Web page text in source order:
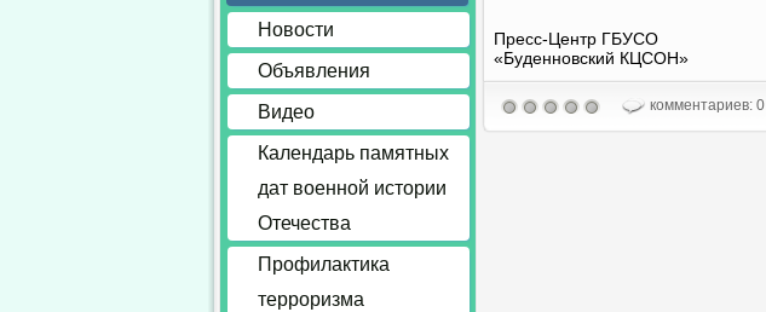
Новости
Объявления
Видео
Календарь памятных
дат военной истории
Отечества
Профилактика
терроризма
Пресс-Центр ГБУСО
«Буденновский КЦСОН»
комментариев: 0